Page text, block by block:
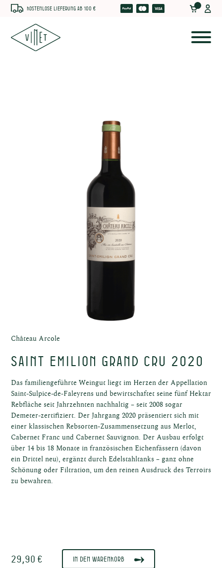
Kostenlose Lieferung ab 100 €
Château Arcole
Saint Emilion Grand Cru 2020
Das familiengeführte Weingut liegt im Herzen der Appellation
Saint-Sulpice-de-Faleyrens und bewirtschaftet seine fünf Hektar
Rebfläche seit Jahrzehnten nachhaltig – seit 2008 sogar
Demeter-zertifiziert. Der Jahrgang 2020 präsentiert sich mit
einer klassischen Rebsorten-Zusammensetzung aus Merlot,
Cabernet Franc und Cabernet Sauvignon. Der Ausbau erfolgt
über 14 bis 18 Monate in französischen Eichenfässern (davon
ein Drittel neu), ergänzt durch Edelstahltanks – ganz ohne
Schönung oder Filtration, um den reinen Ausdruck des Terroirs
zu bewahren.
29,90 € In den Warenkorb